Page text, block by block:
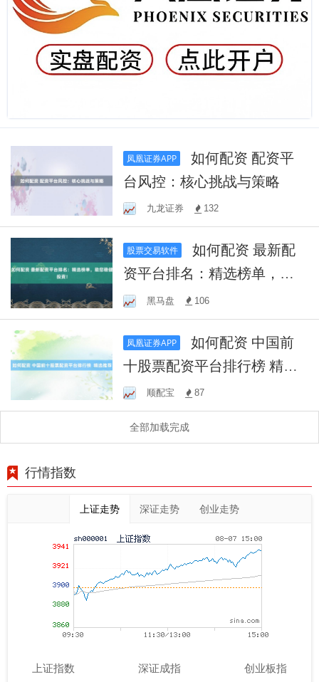
凤凰证券APP
如何配资 配资平
台风控：核心挑战与策略
九龙证券 132
股票交易软件
如何配资 最新配
资平台排名：精选榜单，助
您稳健投资！
黑马盘 106
凤凰证券APP
如何配资 中国前
十股票配资平台排行榜 精选
推荐顺配宝 87
全部加载完成
行情指数
上证走势 深证走势 创业走势
上证指数 深证成指 创业板指